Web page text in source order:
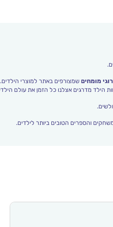
מומחיםשמצורפים באתר למוצרי הילדים.
והספרים הטובים ביותר לילדים.